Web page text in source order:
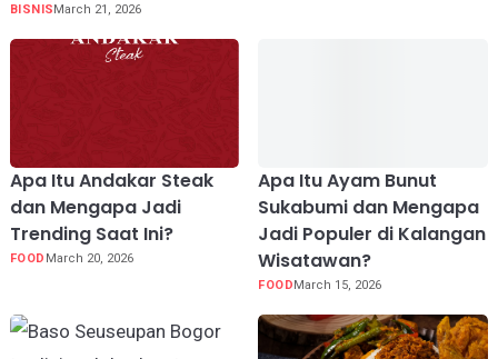
BISNIS March 21, 2026
Apa Itu Andakar Steak
dan Mengapa Jadi
Trending Saat Ini?
FOOD March 20, 2026
Apa Itu Ayam Bunut
Sukabumi dan Mengapa
Jadi Populer di Kalangan
Wisatawan?
FOOD March 15, 2026